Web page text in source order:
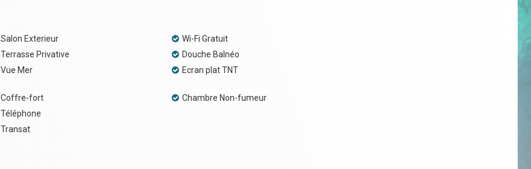
Salon Exterieur
Terrasse Privative
Vue Mer
Wi-Fi Gratuit
Douche Balnéo
Ecran plat TNT
Coffre-fort
Téléphone
Transat
Chambre Non-fumeur